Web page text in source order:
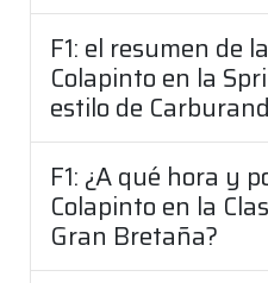
F1: el resumen de
Colapinto en la
estilo de
F1: ¿A qué hora y
Colapinto en la
Gran Bretaña?